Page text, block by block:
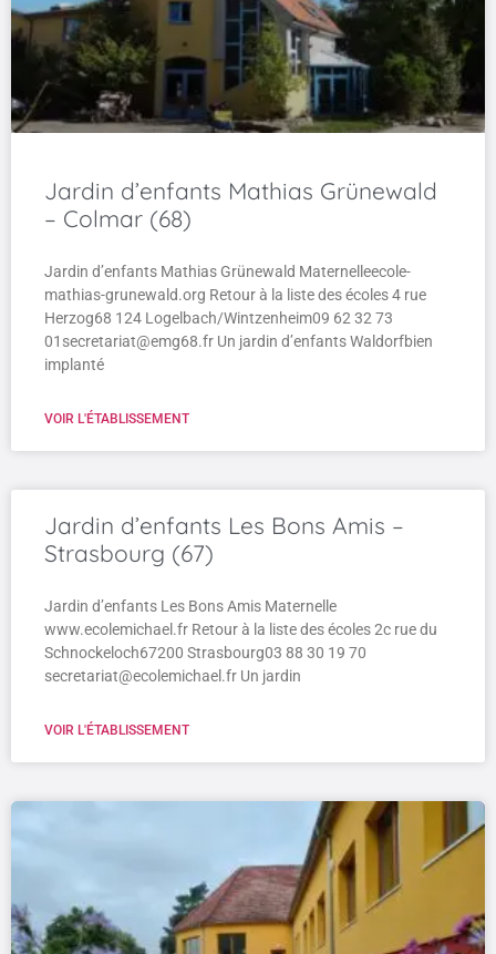
Jardin d’enfants Mathias Grünewald
– Colmar (68)
Jardin d’enfants Mathias Grünewald Maternelleecole-
mathias-grunewald.org Retour à la liste des écoles 4 rue
Herzog68 124 Logelbach/Wintzenheim09 62 32 73
01secretariat@emg68.fr Un jardin d’enfants Waldorfbien
implanté
VOIR L'ÉTABLISSEMENT
Jardin d’enfants Les Bons Amis –
Strasbourg (67)
Jardin d’enfants Les Bons Amis Maternelle
www.ecolemichael.fr Retour à la liste des écoles 2c rue du
Schnockeloch67200 Strasbourg03 88 30 19 70
secretariat@ecolemichael.fr Un jardin
VOIR L'ÉTABLISSEMENT